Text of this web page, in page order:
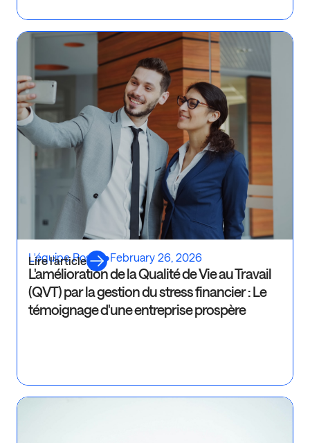
L'équipe Rosaly•February 26, 2026
L'amélioration de la Qualité de Vie au Travail
(QVT) par la gestion du stress financier : Le
témoignage d'une entreprise prospère
Lire l’article